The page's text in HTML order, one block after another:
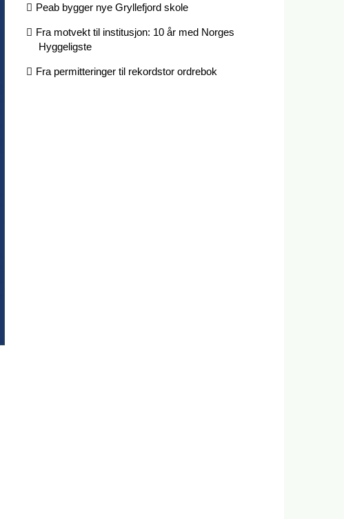
Peab bygger nye Gryllefjord skole
Fra motvekt til institusjon: 10 år med Norges
Hyggeligste
Fra permitteringer til rekordstor ordrebok